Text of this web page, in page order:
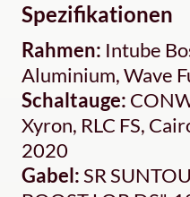
Spezifikationen
Rahmen: Intube
Aluminium, Wave
Schaltauge:
Xyron, RLC FS,
2020
Gabel:SR